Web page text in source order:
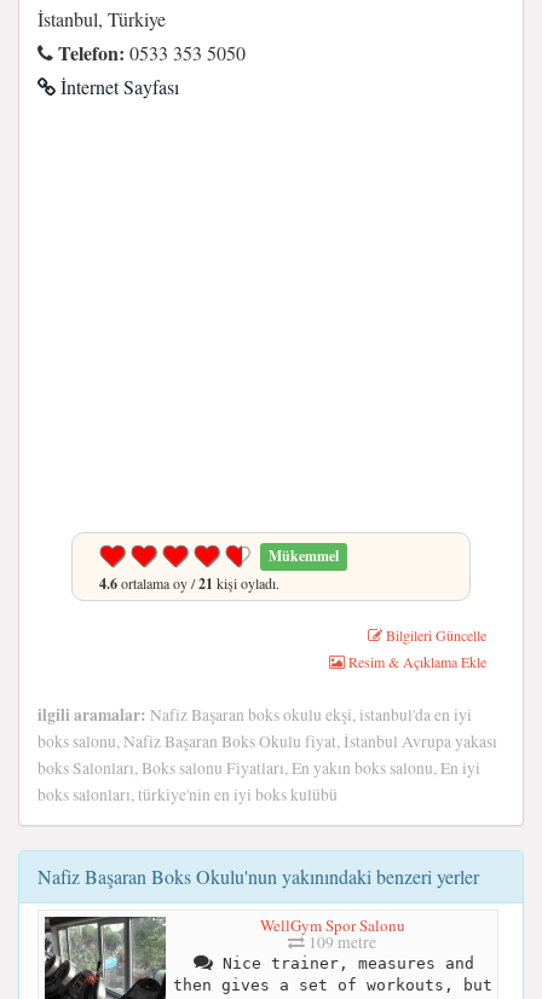
İstanbul, Türkiye
Telefon: 0533 353 5050
İnternet Sayfası
Mükemmel
4.6ortalama oy /21 kişi oyladı.
Bilgileri Güncelle
Resim & Açıklama Ekle
ilgili aramalar: Nafiz Başaran boks okulu ekşi, istanbul'da en iyi
boks salonu, Nafiz Başaran Boks Okulu fiyat, İstanbul Avrupa yakası
boks Salonları, Boks salonu Fiyatları, En yakın boks salonu, En iyi
boks salonları, türkiye'nin en iyi boks kulübü
Nafiz Başaran Boks Okulu'nun yakınındaki benzeri yerler
WellGym Spor Salonu
109 metre
Nice trainer, measures and
then gives a set of workouts, but